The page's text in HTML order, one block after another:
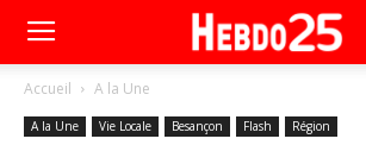
Accueil A la Une
A la Une Vie Locale Besançon Flash Région